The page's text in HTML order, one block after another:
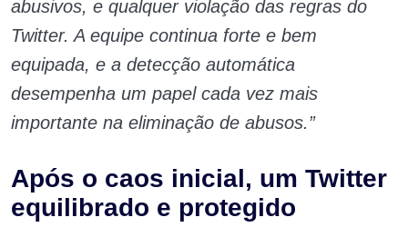
abusivos, e qualquer violação das regras do
Twitter. A equipe continua forte e bem
equipada, e a detecção automática
desempenha um papel cada vez mais
importante na eliminação de abusos.”
Após o caos inicial, um Twitter
equilibrado e protegido